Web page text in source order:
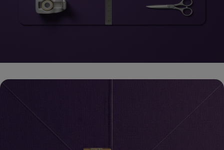
שיווק לאיקומרס